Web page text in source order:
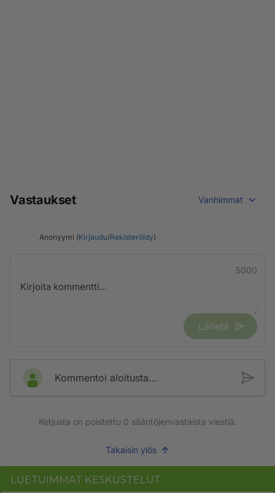
Vastaukset Vanhimmat
Anonyymi (Kirjaudu/Rekisteröidy)
5000
Lähetä
Kommentoi aloitusta...
Ketjusta on poistettu 0 sääntöjenvastaista viestiä.
Takaisin ylös
LUETUIMMAT KESKUSTELUT